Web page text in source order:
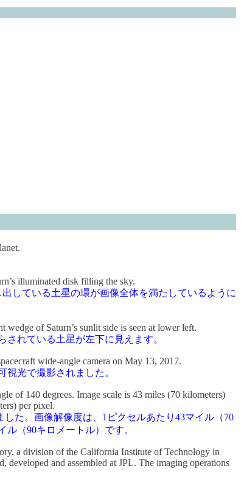
illuminated disk filling the sky.
している土星の環が画像全体を満たしているように
of Saturn’s sunlit side is seen at lower left.
れている土星が左下に見えます。
wide-angle camera on May 13, 2017.
光で撮影されました。
of 140 degrees. Image scale is 43 miles (70 kilometers)
per pixel.
た。画像解像度は、1ピクセルあたり43マイル（70
（90キロメートル）です。
a division of the California Institute of Technology in
developed and assembled at JPL. The imaging operations